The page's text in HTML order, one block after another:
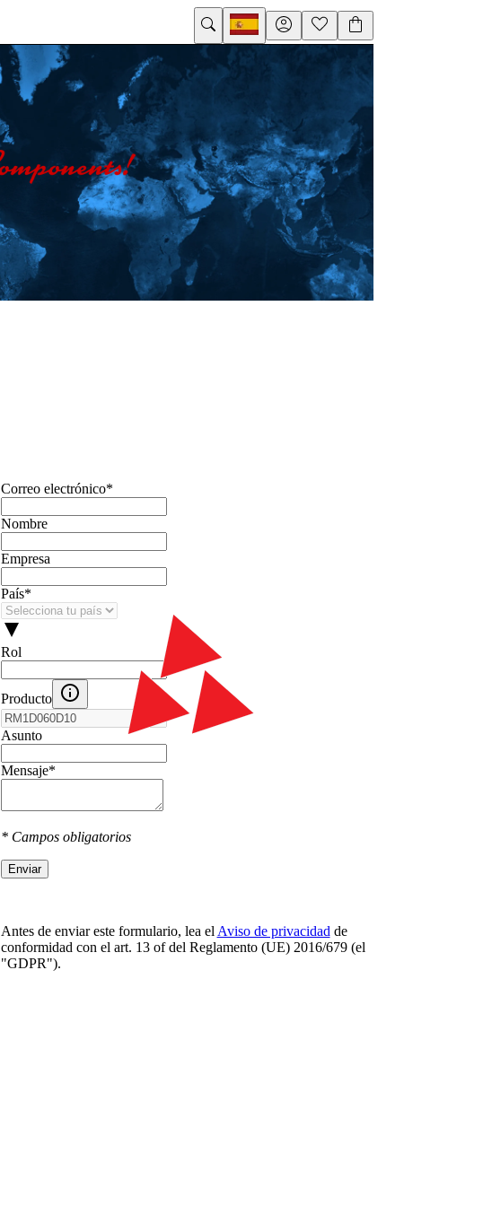
Correo electrónico*
Nombre
Empresa
País*
Rol
Producto
Asunto
Mensaje*
* Campos obligatorios
Enviar
Antes de enviar este formulario, lea el Aviso de privacidad de
conformidad con el art. 13 оf del Reglamento (UE) 2016/679 (el
"GDPR").